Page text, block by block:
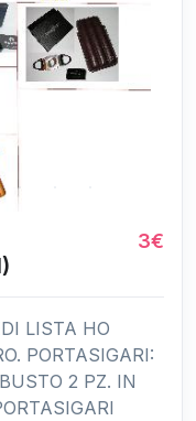
3€
LISTA HO
PORTASIGARI:
2 PZ. IN